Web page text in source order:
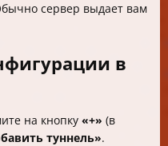
сервер выдает вам
в
на кнопку «+» (в
туннель».